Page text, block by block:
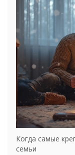
Когда самые
семьи